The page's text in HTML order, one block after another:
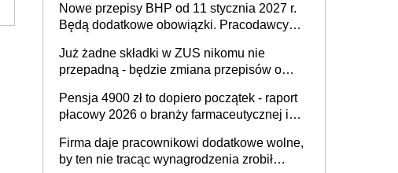
osoby neuroatypowe. Powstanie Fundusz
na rzecz Inkluzywności w Zatrudnianiu?
Nowe przepisy BHP od 11 stycznia 2027 r.
Będą dodatkowe obowiązki. Pracodawcy
Już żadne składki w ZUS nikomu nie
przepadną - będzie zmiana przepisów o
ubezpieczeniom społecznym
Pensja 4900 zł to dopiero początek - raport
płacowy 2026 o branży farmaceutycznej i
Firma daje pracownikowi dodatkowe wolne,
by ten nie tracąc wynagrodzenia zrobił